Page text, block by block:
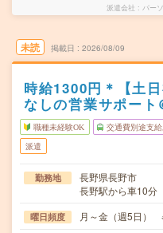
派遣会社 パー
未読 掲載日 2026/08/09
時給1300円＊【土
なしの営業サポート
職種未経験OK 交通費別途支給
派遣
勤務地
長野県長野市
長野駅から車10分
曜日頻度 月～金（週5日）